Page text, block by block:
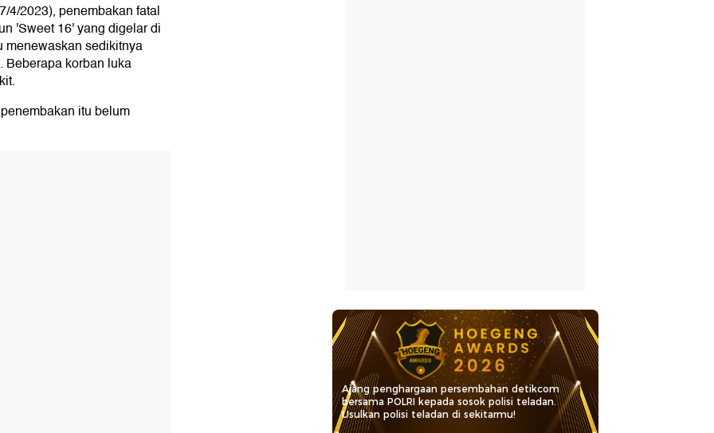
4/2023), penembakan fatal
'Sweet 16' yang digelar di
menewaskan sedikitnya
Beberapa korban luka
itu belum
Ajang penghargaan persembahan detikcom
bersama POLRI kepada sosok polisi teladan.
Usulkan polisi teladan di sekitarmu!